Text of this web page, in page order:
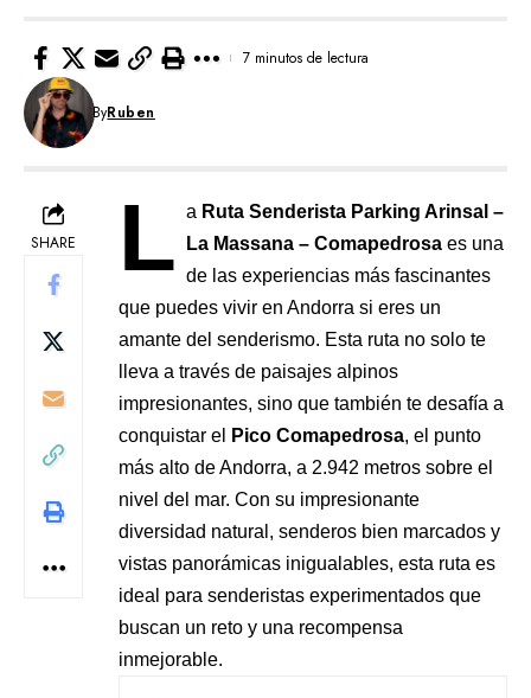
ByRuben
7 minutos de lectura
SHARE L a Ruta Senderista Parking Arinsal –
La Massana – Comapedrosa es una
de las experiencias más fascinantes
que puedes vivir en Andorra si eres un
amante del senderismo. Esta ruta no solo te
lleva a través de paisajes alpinos
impresionantes, sino que también te desafía a
conquistar el
Pico Comapedrosa, el punto
más alto de Andorra, a 2.942 metros sobre el
nivel del mar. Con su impresionante
diversidad natural, senderos bien marcados y
vistas panorámicas inigualables, esta ruta es
ideal para senderistas experimentados que
buscan un reto y una recompensa
inmejorable.